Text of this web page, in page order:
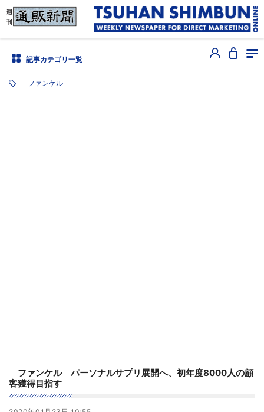
記事カテゴリ一覧
ファンケル
ファンケル パーソナルサプリ展開へ、初年度8000人の顧
客獲得目指す